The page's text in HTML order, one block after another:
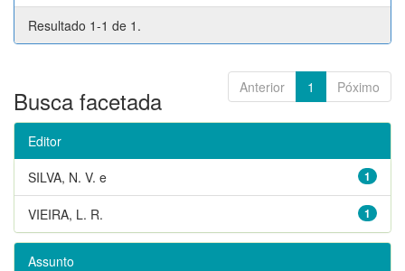
Resultado 1-1 de 1.
Anterior 1 Póximo
Busca facetada
Editor
1
SILVA, N. V. e
1
VIEIRA, L. R.
Assunto